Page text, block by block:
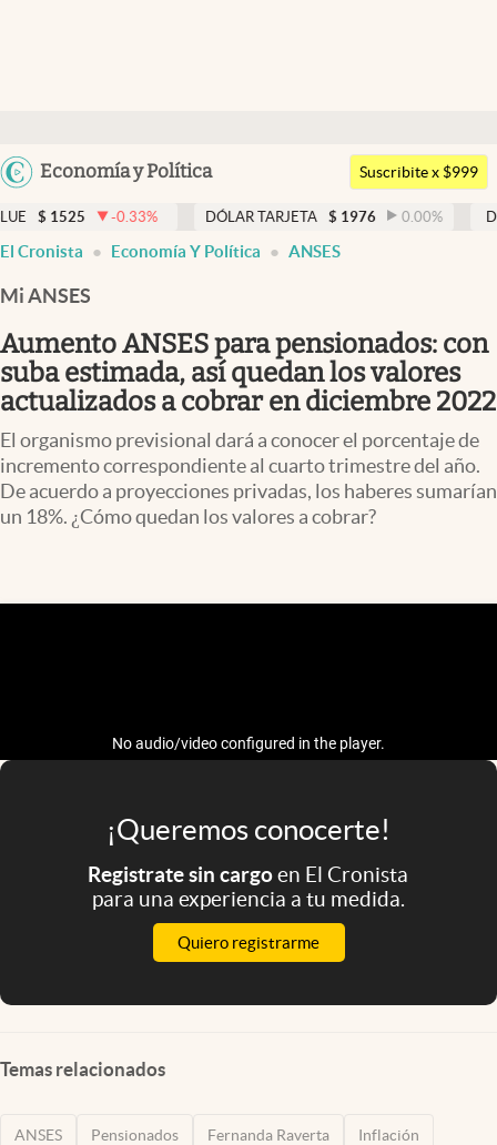
Argentina
Uruguay
Economía y Política
Members
Economía y Política
Finanzas y Mercados
Mercados Online
Negocios
Columnistas
Apertura
Infotechnology
Mediakit
Argentina
Suscribite x $999
-0.33 % DÓLAR TARJETA $ 1976 0.00 % DÓLAR MEP
El Cronista Economía Y Política ANSES
Mi ANSES
Aumento ANSES para pensionados: con
suba estimada, así quedan los valores
actualizados a cobrar en diciembre 2022
El organismo previsional dará a conocer el porcentaje de
incremento correspondiente al cuarto trimestre del año.
De acuerdo a proyecciones privadas, los haberes sumarían
un 18%. ¿Cómo quedan los valores a cobrar?
¡Queremos conocerte!
Registrate sin cargoen El Cronista
para una experiencia a tu medida.
Quiero registrarme
Temas relacionados
ANSES Pensionados Fernanda Raverta Inflación